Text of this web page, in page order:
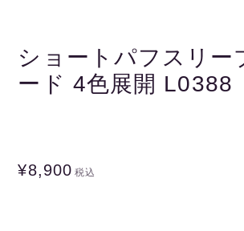
ショートパフスリー
ード 4色展開 L0388
¥8,900 税込